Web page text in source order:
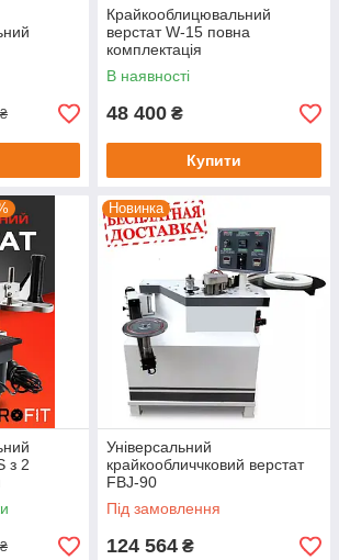
Крайкооблицювальний
верстат W-15 повна
комплектація
В наявності
48 400 ₴
Купити
з 2
Новинка
Універсальний
крайкообличчковий верстат
FBJ-90
Під замовлення
124 564 ₴